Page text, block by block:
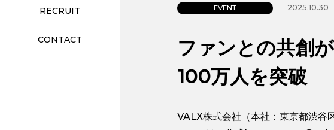
RECRUIT
CONTACT
EVENT 2025.10.30
ファンとの共創
100万人を突破
VALX株式会社（本社：東京都渋谷